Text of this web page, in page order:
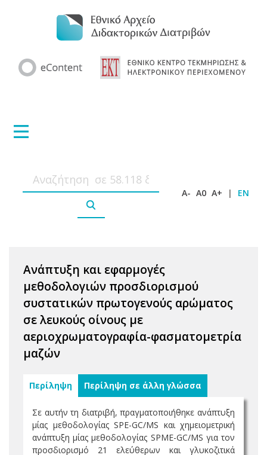
A- A0 A+ | EN
Ανάπτυξη και εφαρμογές
μεθοδολογιών προσδιορισμού
συστατικών πρωτογενούς αρώματος
σε λευκούς οίνους με
αεριοχρωματογραφία-φασματομετρία
μαζών
Περίληψη Περίληψη σε άλλη γλώσσα
Σε αυτήν τη διατριβή, πραγματοποιήθηκε ανάπτυξη
μίας μεθοδολογίας SPE-GC/MS και χημειομετρική
ανάπτυξη μίας μεθοδολογίας SPME-GC/MS για τον
προσδιορισμό 21 ελεύθερων και γλυκοζιτικά